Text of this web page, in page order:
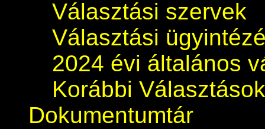
Választási szervek
Választási
2024 évi általános
Korábbi Választások
Dokumentumtár